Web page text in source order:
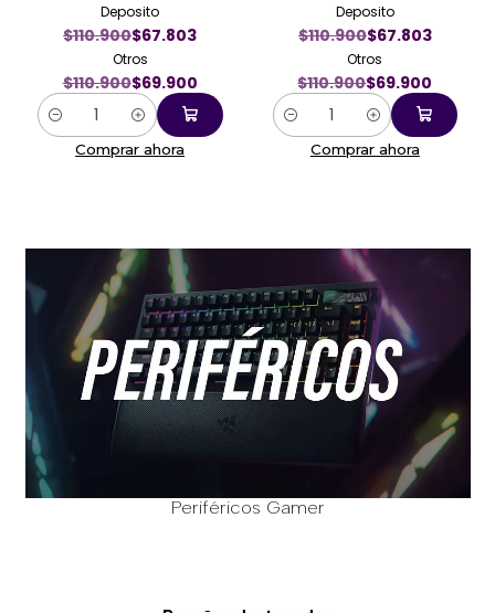
Deposito
$110.900$67.803
Otros
$110.900$69.900
Cantidad
Comprar ahora
Deposito
$110.900$67.803
Otros
$110.900$69.900
Cantidad
Comprar ahora
Periféricos Gamer